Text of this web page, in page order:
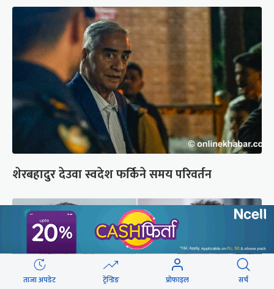
शेरबहादुर देउवा स्वदेश फर्किने समय परिवर्तन
ताजा अपडेट ट्रेन्डिङ प्रोफाइल सर्च